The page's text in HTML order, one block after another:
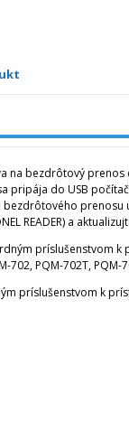
na bezdrôtový
pripája do USB
prenosu
READER) a
príslušenstvom k
702,PQM-702T,PQM-
príslušenstvom k